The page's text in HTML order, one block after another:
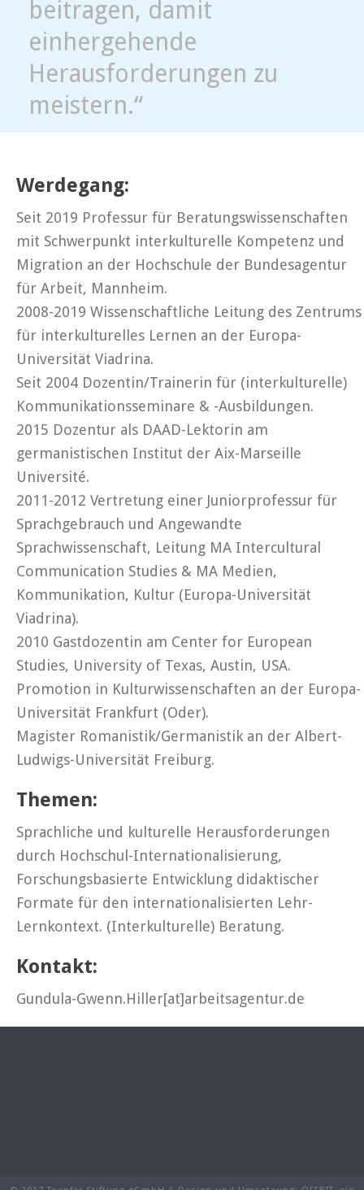
beitragen, damit
einhergehende
Herausforderungen zu
meistern.“
Werdegang:
Seit 2019 Professur für Beratungswissenschaften
mit Schwerpunkt interkulturelle Kompetenz und
Migration an der Hochschule der Bundesagentur
für Arbeit, Mannheim.
2008-2019 Wissenschaftliche Leitung des Zentrums
für interkulturelles Lernen an der Europa-
Universität Viadrina.
Seit 2004 Dozentin/Trainerin für (interkulturelle)
Kommunikationsseminare & -Ausbildungen.
2015 Dozentur als DAAD-Lektorin am
germanistischen Institut der Aix-Marseille
Université.
2011-2012 Vertretung einer Juniorprofessur für
Sprachgebrauch und Angewandte
Sprachwissenschaft, Leitung MA Intercultural
Communication Studies & MA Medien,
Kommunikation, Kultur (Europa-Universität
Viadrina).
2010 Gastdozentin am Center for European
Studies, University of Texas, Austin, USA.
Promotion in Kulturwissenschaften an der Europa-
Universität Frankfurt (Oder).
Magister Romanistik/Germanistik an der Albert-
Ludwigs-Universität Freiburg.
Themen:
Sprachliche und kulturelle Herausforderungen
durch Hochschul-Internationalisierung,
Forschungsbasierte Entwicklung didaktischer
Formate für den internationalisierten Lehr-
Lernkontext. (Interkulturelle) Beratung.
Kontakt:
Gundula-Gwenn.Hiller[at]arbeitsagentur.de